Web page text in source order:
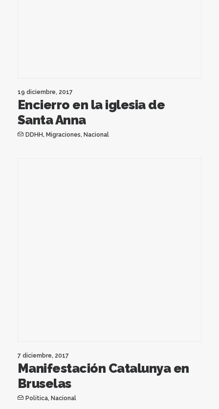
19 diciembre, 2017
Encierro en la iglesia de
Santa Anna
DDHH, Migraciones, Nacional
7 diciembre, 2017
Manifestación Catalunya en
Bruselas
Política, Nacional